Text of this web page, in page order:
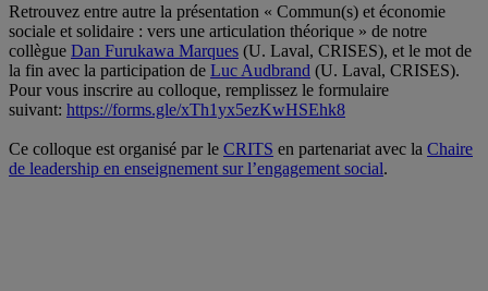
Retrouvez entre autre la présentation « Commun(s) et économie
sociale et solidaire : vers une articulation théorique » de notre
collègue Dan Furukawa Marques (U. Laval, CRISES), et le mot de
la fin avec la participation de Luc Audbrand (U. Laval, CRISES).
Pour vous inscrire au colloque, remplissez le formulaire
suivant: https://forms.gle/xTh1yx5ezKwHSEhk8
Ce colloque est organisé par le CRITS en partenariat avec la Chaire
de leadership en enseignement sur l’engagement social.